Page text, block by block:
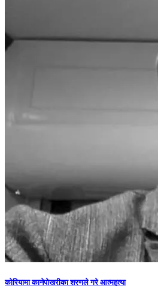
कोरियामा कानेपोखरीका शरणले गरे आत्महत्या